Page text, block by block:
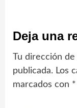
Deja una
Tu dirección
publicada. Los
marcados con *